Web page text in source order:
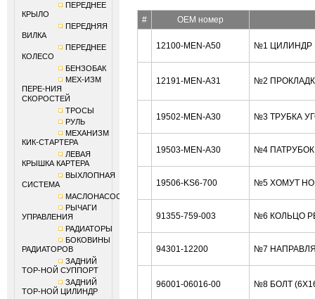
ПЕРЕДНЕЕ
КРЫЛО
ПЕРЕДНЯЯ
ВИЛКА
ПЕРЕДНЕЕ
КОЛЕСО
БЕНЗОБАК
МЕХ-ИЗМ
ПЕРЕ-НИЯ
СКОРОСТЕЙ
ТРОСЫ
РУЛЬ
МЕХАНИЗМ
КИК-СТАРТЕРА
ЛЕВАЯ
КРЫШКА КАРТЕРА
ВЫХЛОПНАЯ
СИСТЕМА
МАСЛОНАСОС
РЫЧАГИ
УПРАВЛЕНИЯ
РАДИАТОРЫ
БОКОВИНЫ
РАДИАТОРОВ
ЗАДНИЙ
ТОР-НОЙ СУППОРТ
ЗАДНИЙ
ТОР-НОЙ ЦИЛИНДР
# OEM номер
12100-MEN-A50 №1 ЦИЛИНДР
12191-MEN-A31 №2
19502-MEN-A30 №3 ТРУБКА
19503-MEN-A30 №4 ПАТРУБОК
19506-KS6-700 №5 ХОМУТ
91355-759-003 №6 КОЛЬЦО
94301-12200 №7
96001-06016-00 №8 БОЛТ